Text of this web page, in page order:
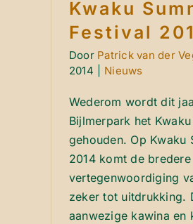
Kwaku
Festival
Door Patrick van der
2014
Nieuws
Wederom wordt dit
Bijlmerpark het
gehouden. Op Kwaku
2014 komt de bredere
vertegenwoordiging
zeker tot uitdrukking.
aanwezige kawina en